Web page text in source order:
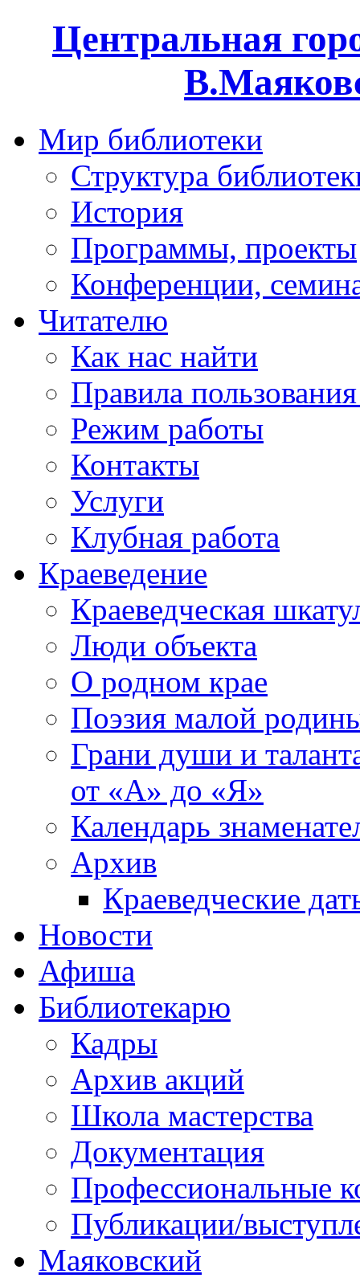
Центральная
Мир библиотеки
Структура
История
Программы, проекты
Конференции,
Читателю
Как нас найти
Правила
Режим работы
Контакты
Услуги
Клубная работа
Краеведение
Краеведческая
Люди объекта
О родном крае
Поэзия малой
Грани души и
от «А» до «Я»
Календарь
Архив
Краеведческие
Новости
Афиша
Библиотекарю
Кадры
Архив акций
Школа мастерства
Документация
Профессиональные
Публикации/
Маяковский